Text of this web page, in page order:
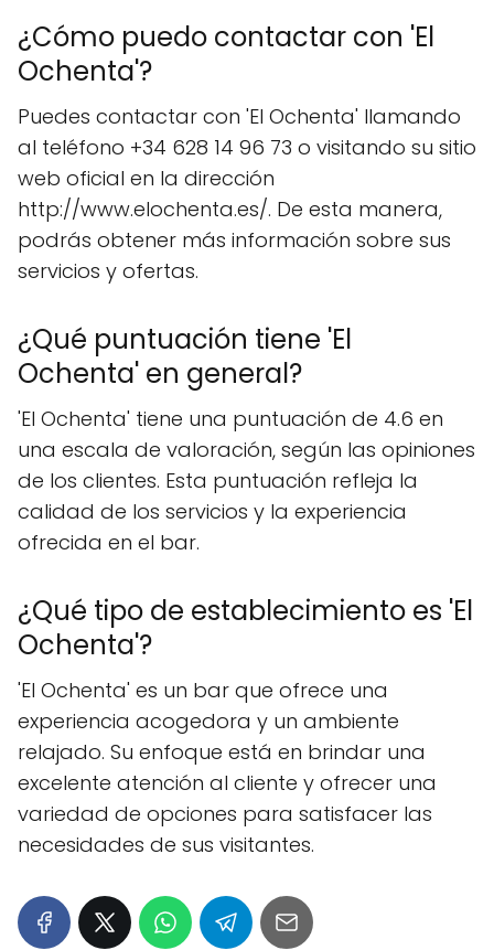
¿Cómo puedo contactar con 'El
Ochenta'?
Puedes contactar con 'El Ochenta' llamando
al teléfono +34 628 14 96 73 o visitando su sitio
web oficial en la dirección
http://www.elochenta.es/. De esta manera,
podrás obtener más información sobre sus
servicios y ofertas.
¿Qué puntuación tiene 'El
Ochenta' en general?
'El Ochenta' tiene una puntuación de 4.6 en
una escala de valoración, según las opiniones
de los clientes. Esta puntuación refleja la
calidad de los servicios y la experiencia
ofrecida en el bar.
¿Qué tipo de establecimiento es 'El
Ochenta'?
'El Ochenta' es un bar que ofrece una
experiencia acogedora y un ambiente
relajado. Su enfoque está en brindar una
excelente atención al cliente y ofrecer una
variedad de opciones para satisfacer las
necesidades de sus visitantes.